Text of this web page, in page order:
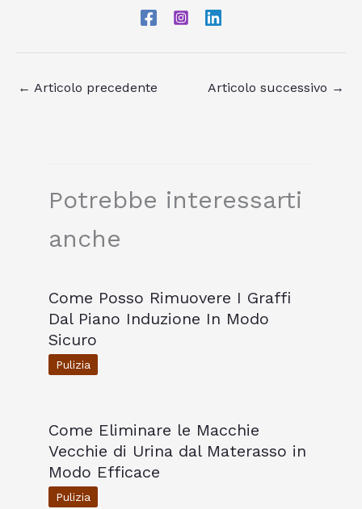
← Articolo precedente Articolo successivo →
Potrebbe interessarti
anche
Come Posso Rimuovere I Graffi
Dal Piano Induzione In Modo
Sicuro
Pulizia
Come Eliminare le Macchie
Vecchie di Urina dal Materasso in
Modo Efficace
Pulizia